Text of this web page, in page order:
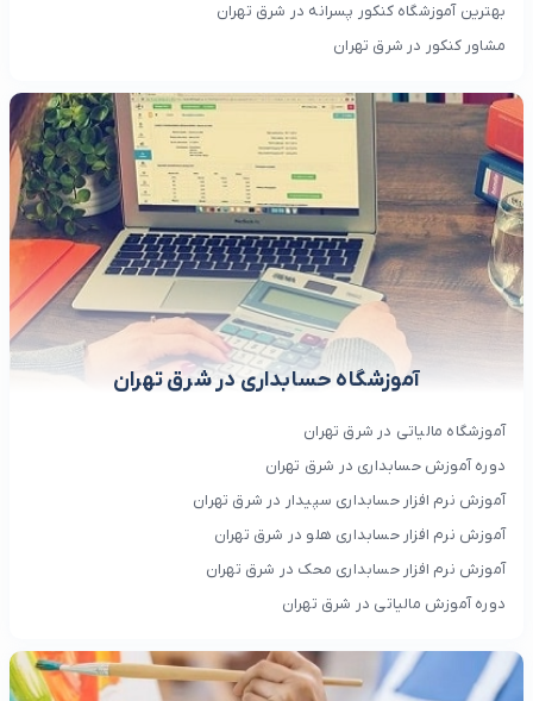
بهترین آموزشگاه کنکور پسرانه در شرق تهران
مشاور کنکور در شرق تهران
آموزشگاه حسابداری در شرق تهران
آموزشگاه مالیاتی در شرق تهران
دوره آموزش حسابداری در شرق تهران
آموزش نرم افزار حسابداری سپیدار در شرق تهران
آموزش نرم افزار حسابداری هلو در شرق تهران
آموزش نرم افزار حسابداری محک در شرق تهران
دوره آموزش مالیاتی در شرق تهران